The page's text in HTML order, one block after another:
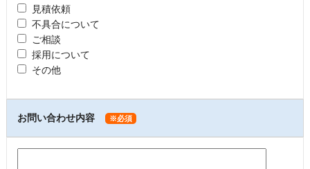
見積依頼
不具合について
ご相談
採用について
その他
お問い合わせ内容 ※必須